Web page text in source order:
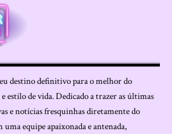
destino definitivo para o melhor do
estilo de vida. Dedicado a trazer as últimas
e notícias fresquinhas diretamente do
equipe apaixonada e antenada,